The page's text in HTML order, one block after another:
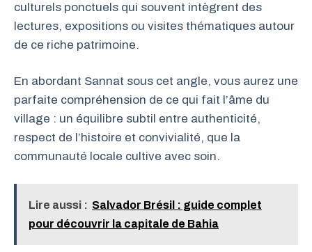
culturels ponctuels qui souvent intègrent des
lectures, expositions ou visites thématiques autour
de ce riche patrimoine.
En abordant Sannat sous cet angle, vous aurez une
parfaite compréhension de ce qui fait l’âme du
village : un équilibre subtil entre authenticité,
respect de l’histoire et convivialité, que la
communauté locale cultive avec soin.
Lire aussi : Salvador Brésil : guide complet
pour découvrir la capitale de Bahia